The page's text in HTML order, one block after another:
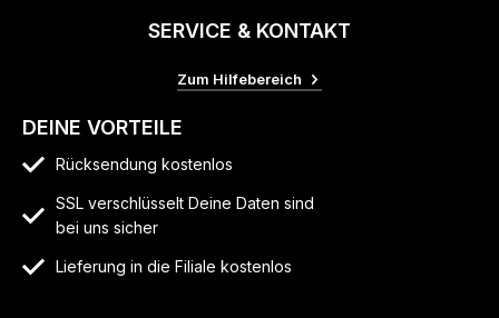
SERVICE & KONTAKT
Zum Hilfebereich
DEINE VORTEILE
Rücksendung kostenlos
SSL verschlüsselt Deine Daten sind
bei uns sicher
Lieferung in die Filiale kostenlos